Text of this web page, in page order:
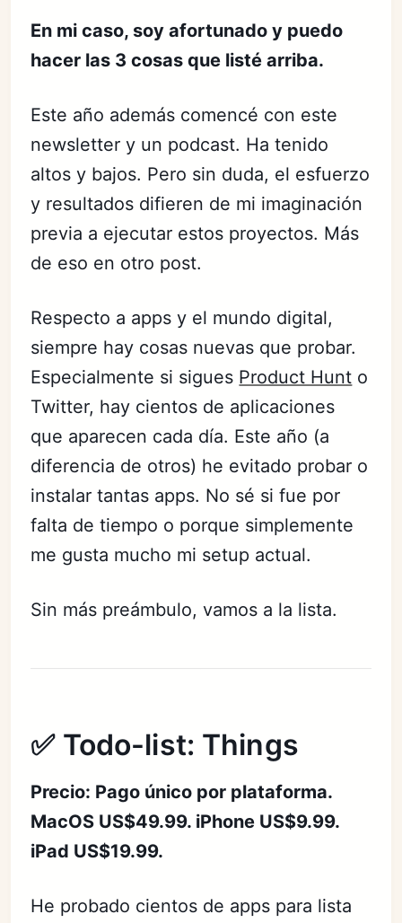
En mi caso, soy afortunado y puedo
hacer las 3 cosas que listé arriba.
Este año además comencé con este
newsletter y un podcast. Ha tenido
altos y bajos. Pero sin duda, el esfuerzo
y resultados difieren de mi imaginación
previa a ejecutar estos proyectos. Más
de eso en otro post.
Respecto a apps y el mundo digital,
siempre hay cosas nuevas que probar.
Especialmente si sigues Product Hunt o
Twitter, hay cientos de aplicaciones
que aparecen cada día. Este año (a
diferencia de otros) he evitado probar o
instalar tantas apps. No sé si fue por
falta de tiempo o porque simplemente
me gusta mucho mi setup actual.
Sin más preámbulo, vamos a la lista.
✅ Todo-list: Things
Precio: Pago único por plataforma.
MacOS US$49.99. iPhone US$9.99.
iPad US$19.99.
He probado cientos de apps para lista